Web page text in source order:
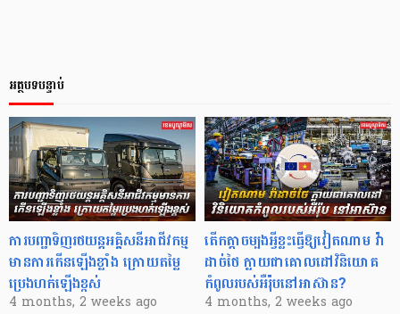
អត្ថបទបន្ទាប់
ការបញ្ជាទិញរថយន្តអគ្គិសនីអាជីវកម្ម
មានការកើនឡើងខ្លាំង ក្រោយតម្លៃ
ប្រេងហក់ឡើងខ្ពស់
4 months, 2 weeks ago
តើកត្តាចម្បងអ្វីខ្លះធ្វើឱ្យវៀតណាម វ៉ា
ដាច់ថៃ ក្លាយជាគោលដៅវិនិយោគ
កំពូលរបស់អឺរ៉ុបនៅអាស៊ាន?
4 months, 2 weeks ago